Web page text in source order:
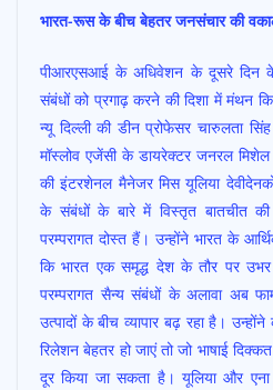
भारत-रूस के बीच बेहतर जनसंचार की
पीआरएसआई के अधिवेशन के दूसरे दिन
संबंधों को प्रगाढ़ करने की दिशा में मंथन
न्यू दिल्ली की डीन प्रोफेसर चारुलता
मॉस्लोव एजेंसी के डायरेक्टर जनरल मिशेल
की इंटरशेनल मैनेजर मिस यूलिया
के संबंधों के बारे में विस्तृत बातचीत
परम्परागत दोस्त हैं। उन्होंने भारत के
कि भारत एक समृद्ध देश के तौर पर
परम्परागत सैन्य संबंधों के अलावा अब
उत्पादों के बीच व्यापार बढ़ रहा है।
रिलेशन बेहतर हो जाएं तो जो भाषाई
दूर किया जा सकता है। यूलिया और